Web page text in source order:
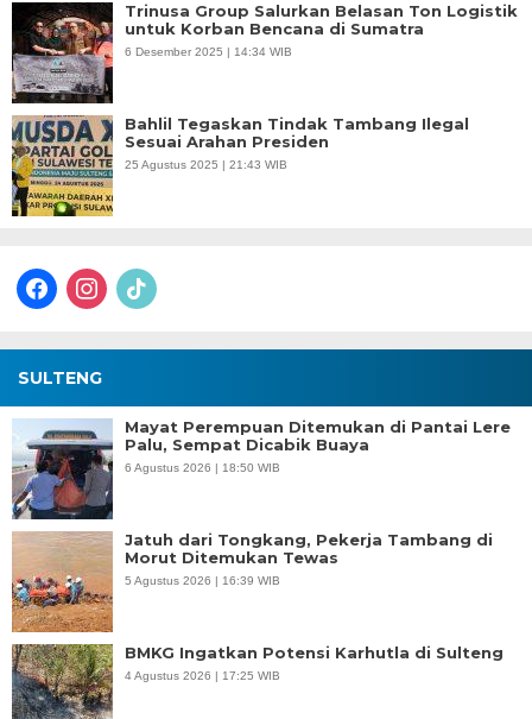
Trinusa Group Salurkan Belasan Ton Logistik
untuk Korban Bencana di Sumatra
6 Desember 2025 | 14:34 WIB
Bahlil Tegaskan Tindak Tambang Ilegal
Sesuai Arahan Presiden
25 Agustus 2025 | 21:43 WIB
facebookinstagram
tiktok
SULTENG
Mayat Perempuan Ditemukan di Pantai Lere
Palu, Sempat Dicabik Buaya
6 Agustus 2026 | 18:50 WIB
Jatuh dari Tongkang, Pekerja Tambang di
Morut Ditemukan Tewas
5 Agustus 2026 | 16:39 WIB
BMKG Ingatkan Potensi Karhutla di Sulteng
4 Agustus 2026 | 17:25 WIB